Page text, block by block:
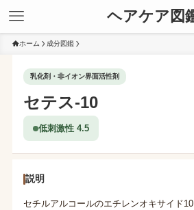
ヘアケア図
ホーム 成分図鑑
乳化剤・非イオン界面活性剤
セテス-10
低刺激性 4.5
説明
セチルアルコールのエチレンオキサイド